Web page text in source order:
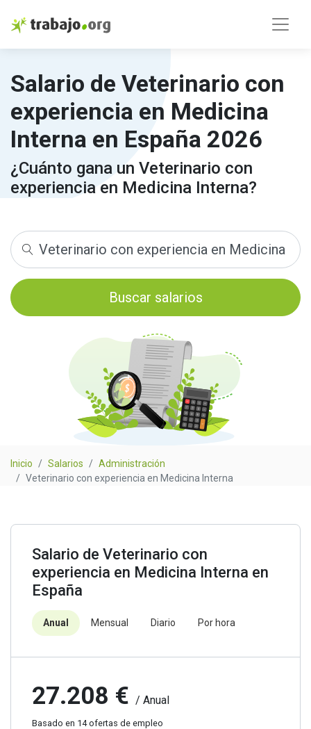
Salario de Veterinario con
experiencia en Medicina
Interna en España 2026
¿Cuánto gana un Veterinario con
experiencia en Medicina Interna?
Buscar salarios
Inicio Salarios
Administración
Veterinario con experiencia en Medicina Interna
Salario de Veterinario con
experiencia en Medicina Interna en
España
Anual Mensual Diario Por hora
27.208 € / Anual
Basado en 14 ofertas de empleo